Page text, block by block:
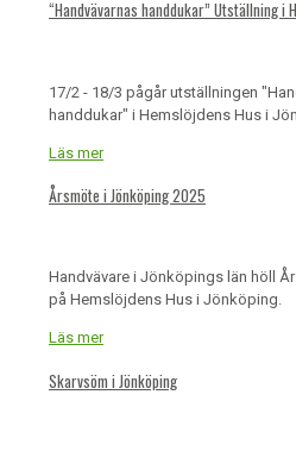
“Handvävarnas handdukar” Utställning i
17/2 - 18/3 pågår utställningen
handdukar" i Hemslöjdens Hus i
Läs mer
Årsmöte i Jönköping 2025
Handvävare i Jönköpings län höll
på Hemslöjdens Hus i Jönköping.
Läs mer
Skarvsöm i Jönköping